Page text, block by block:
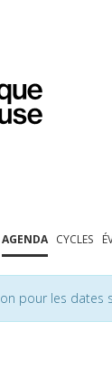
AGENDA CYCLES
pour les dates